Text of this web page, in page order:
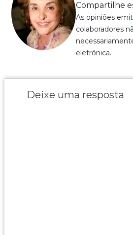
Compartilhe
As opiniões
colaboradores
eletrônica.
Deixe uma resposta